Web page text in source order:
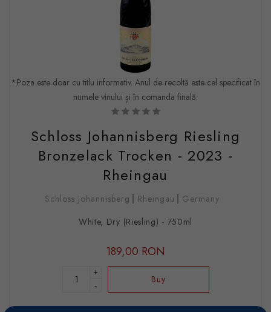
*Poza este doar cu titlu informativ. Anul de recoltă este cel specificat în
numele vinului și în comanda finală.
Schloss Johannisberg Riesling
Bronzelack Trocken - 2023 -
Rheingau
Schloss Johannisberg Rheingau
Germany
White, Dry (Riesling) - 750ml
189,00 RON
+
-
Buy